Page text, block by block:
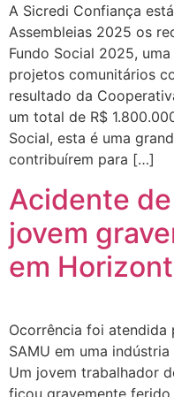
A Sicredi Confiança
Assembleias 2025 os
Fundo Social 2025,
projetos comunitários
resultado da
um total de R$
Social, esta é uma
contribuírem para […]
Acidente
jovem
em
Ocorrência foi atendida
SAMU em uma
Um jovem trabalhador
ficou gravemente